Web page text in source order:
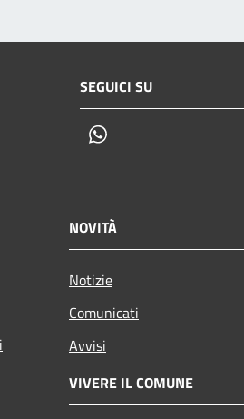
SEGUICI SU
NOVITÀ
Notizie
Comunicati
Avvisi
VIVERE IL COMUNE